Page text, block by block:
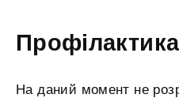
Профілактика
На даний момент не